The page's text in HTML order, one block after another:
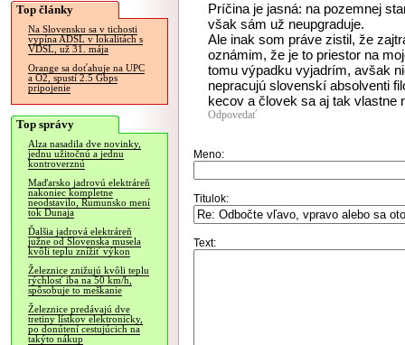
Top články
Na Slovensku sa v tichosti
vypína ADSL v lokalitách s
VDSL, už 31. mája
Orange sa doťahuje na UPC
a O2, spustí 2.5 Gbps
pripojenie
Top správy
Alza nasadila dve novinky,
jednu užitočnú a jednu
kontroverznú
Maďarsko jadrovú elektráreň
nakoniec kompletne
neodstavilo, Rumunsko mení
tok Dunaja
Ďalšia jadrová elektráreň
južne od Slovenska musela
kvôli teplu znížiť výkon
Železnice znižujú kvôli teplu
rýchlosť iba na 50 km/h,
spôsobuje to meškanie
Železnice predávajú dve
tretiny lístkov elektronicky,
po donútení cestujúcich na
takýto nákup
Príčina je jasná: na pozemnej
však sám už neupgraduje.
Ale inak som práve zistil, že
oznámim, že je to priestor na
tomu výpadku vyjadrím, avšak
nepracujú slovenskí absolventi
kecov a človek sa aj tak vlastne
Odpovedať
Meno:
Titulok:
Text: